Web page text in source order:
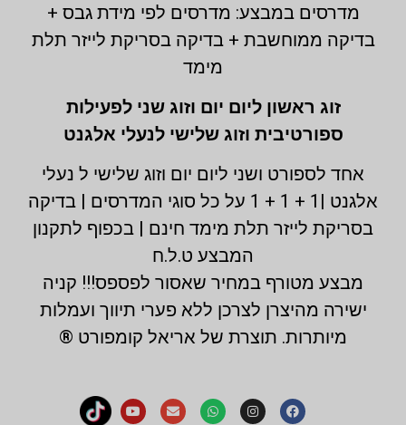
מדרסים במבצע: מדרסים לפי מידת גבס +
בדיקה ממוחשבת + בדיקה בסריקת לייזר תלת
מימד
זוג ראשון ליום יום וזוג שני לפעילות
ספורטיבית וזוג שלישי לנעלי אלגנט
אחד לספורט ושני ליום יום וזוג שלישי ל נעלי
אלגנט |1 + 1 + 1 על כל סוגי המדרסים | בדיקה
בסריקת לייזר תלת מימד חינם | בכפוף לתקנון
המבצע ט.ל.ח
מבצע מטורף במחיר שאסור לפספס!!! קניה
ישירה מהיצרן לצרכן ללא פערי תיווך ועמלות
מיותרות. תוצרת של אריאל קומפורט ®